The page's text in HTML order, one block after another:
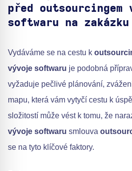
před outsourcingem
softwaru na zakázku
Vydáváme se na cestu k
vývoje softwaru je podobná
vyžaduje pečlivé plánování,
mapu, která vám vytyčí cestu k
složitostí může vést k tomu, že
vývoje softwaru smlouva
se na tyto klíčové faktory.